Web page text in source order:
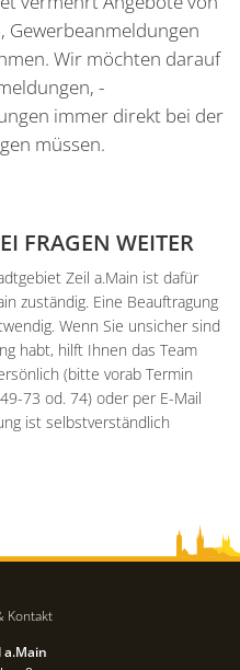
2025
Online Portal
Bauhofmitarbeiter für
Errichtung von
Managementplan Natura
Kommunalwahl 2026
Wohnen im
Integration
Friedhof
Friedhof
Wärmeplanung
Wohnmobilstellplatz
Wein, Bier und Edelbrände
Gewerbeanmeldungen
Wir möchten darauf
-
immer direkt bei der
müssen.
FRAGEN WEITER
Zeil a.Main ist dafür
zuständig. Eine Beauftragung
Wenn Sie unsicher sind
habt, hilft Ihnen das Team
(bitte vorab Termin
73 od. 74) oder per E-Mail
ist selbstverständlich
Kontakt
a.Main